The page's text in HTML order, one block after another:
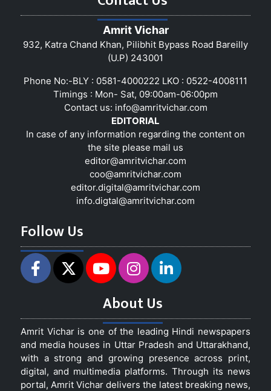
Amrit Vichar
932, Katra Chand Khan, Pilibhit Bypass Road Bareilly
(U.P) 243001
Phone No:-BLY : 0581-4000222 LKO : 0522-4008111
Timings : Mon- Sat, 09:00am-06:00pm
Contact us: info@amritvichar.com
EDITORIAL
In case of any information regarding the content on
the site please mail us
editor@amritvichar.com
coo@amritvichar.com
editor.digital@amritvichar.com
info.digtal@amritvichar.com
Follow Us
About Us
Amrit Vichar is one of the leading Hindi newspapers
and media houses in Uttar Pradesh and Uttarakhand,
with a strong and growing presence across print,
digital, and multimedia platforms. Through its news
portal, Amrit Vichar delivers the latest breaking news,